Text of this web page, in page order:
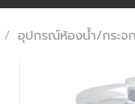
/ อุปกรณ์ห้องน้ำ/กระจ